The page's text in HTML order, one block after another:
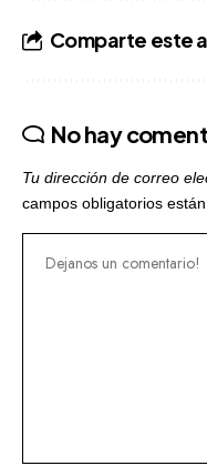
Comparte este
No hay
Tu dirección de correo
campos obligatorios